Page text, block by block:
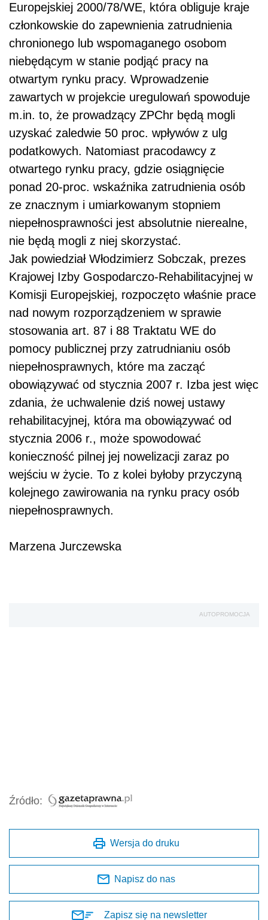
Europejskiej 2000/78/WE, która obliguje kraje
członkowskie do zapewnienia zatrudnienia
chronionego lub wspomaganego osobom
niebędącym w stanie podjąć pracy na
otwartym rynku pracy. Wprowadzenie
zawartych w projekcie uregulowań spowoduje
m.in. to, że prowadzący ZPChr będą mogli
uzyskać zaledwie 50 proc. wpływów z ulg
podatkowych. Natomiast pracodawcy z
otwartego rynku pracy, gdzie osiągnięcie
ponad 20-proc. wskaźnika zatrudnienia osób
ze znacznym i umiarkowanym stopniem
niepełnosprawności jest absolutnie nierealne,
nie będą mogli z niej skorzystać.
Jak powiedział Włodzimierz Sobczak, prezes
Krajowej Izby Gospodarczo-Rehabilitacyjnej w
Komisji Europejskiej, rozpoczęto właśnie prace
nad nowym rozporządzeniem w sprawie
stosowania art. 87 i 88 Traktatu WE do
pomocy publicznej przy zatrudnianiu osób
niepełnosprawnych, które ma zacząć
obowiązywać od stycznia 2007 r. Izba jest więc
zdania, że uchwalenie dziś nowej ustawy
rehabilitacyjnej, która ma obowiązywać od
stycznia 2006 r., może spowodować
konieczność pilnej jej nowelizacji zaraz po
wejściu w życie. To z kolei byłoby przyczyną
kolejnego zawirowania na rynku pracy osób
niepełnosprawnych.
Marzena Jurczewska
AUTOPROMOCJA
Źródło:
Wersja do druku
Napisz do nas
Zapisz się na newsletter